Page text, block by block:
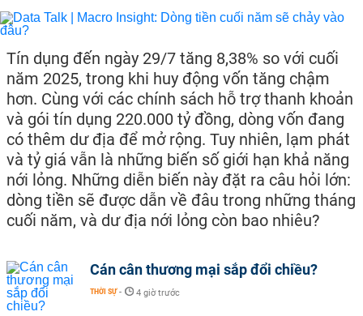
Tín dụng đến ngày 29/7 tăng 8,38% so với cuối
năm 2025, trong khi huy động vốn tăng chậm
hơn. Cùng với các chính sách hỗ trợ thanh khoản
và gói tín dụng 220.000 tỷ đồng, dòng vốn đang
có thêm dư địa để mở rộng. Tuy nhiên, lạm phát
và tỷ giá vẫn là những biến số giới hạn khả năng
nới lỏng. Những diễn biến này đặt ra câu hỏi lớn:
dòng tiền sẽ được dẫn về đâu trong những tháng
cuối năm, và dư địa nới lỏng còn bao nhiêu?
Cán cân thương mại sắp đổi chiều?
THỜI SỰ - 4 giờ trước